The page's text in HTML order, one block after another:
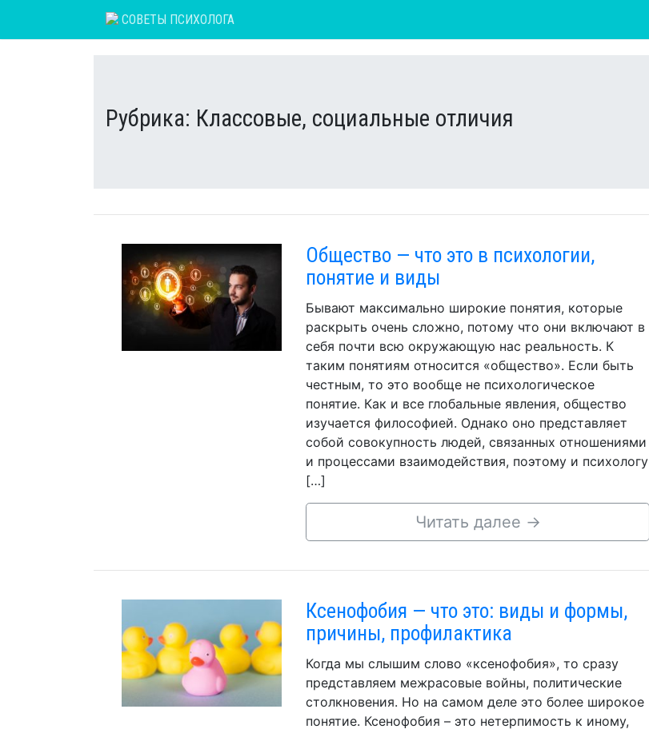
СОВЕТЫ ПСИХОЛОГА
Рубрика: Классовые, социальные отличия
Общество — что это в психологии,
понятие и виды
Бывают максимально широкие понятия, которые
раскрыть очень сложно, потому что они включают в
себя почти всю окружающую нас реальность. К
таким понятиям относится «общество». Если быть
честным, то это вообще не психологическое
понятие. Как и все глобальные явления, общество
изучается философией. Однако оно представляет
собой совокупность людей, связанных отношениями
и процессами взаимодействия, поэтому и психологу
[…]
Читать далее →
Ксенофобия — что это: виды и формы,
причины, профилактика
Когда мы слышим слово «ксенофобия», то сразу
представляем межрасовые войны, политические
столкновения. Но на самом деле это более широкое
понятие. Ксенофобия – это нетерпимость к иному,